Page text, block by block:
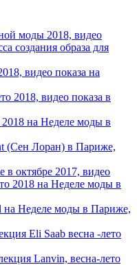
моды 2018, видео
создания образа для
видео показа на
2018, видео показа в
2018 на Неделе моды в
(Сен Лоран) в Париже,
октябре 2017, видео
2018 на Неделе моды в
на Неделе моды в Париже,
Eli Saab весна -лето
Lanvin, весна-лето